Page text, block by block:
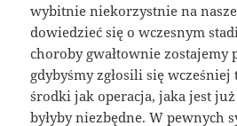
wybitnie niekorzystnie na
dowiedzieć się o wczesnym
choroby gwałtownie
gdybyśmy zgłosili się
środki jak operacja, jaka jest
byłyby niezbędne. W pewnych